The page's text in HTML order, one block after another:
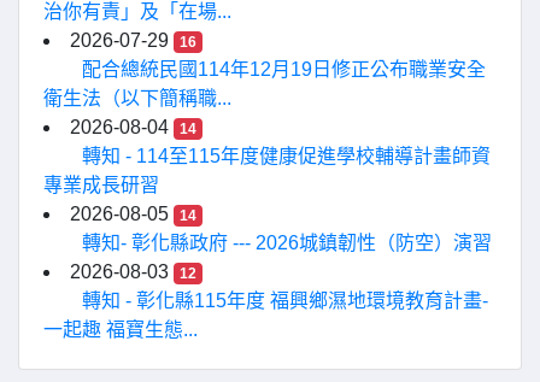
治你有責」及「在場...
2026-07-29
16
配合總統民國114年12月19日修正公布職業安全
衛生法（以下簡稱職...
2026-08-04
14
轉知 - 114至115年度健康促進學校輔導計畫師資
專業成長研習
2026-08-05
14
轉知- 彰化縣政府 --- 2026城鎮韌性（防空）演習
2026-08-03
12
轉知 - 彰化縣115年度 福興鄉濕地環境教育計畫-
一起趣 福寶生態...